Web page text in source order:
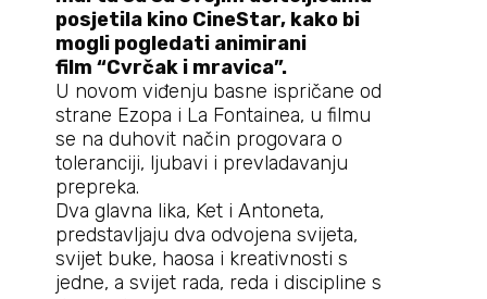
posjetila kino CineStar, kako bi
mogli pogledati animirani
film “Cvrčak i mravica”.
U novom viđenju basne ispričane od
strane Ezopa i La Fontainea, u filmu
se na duhovit način progovara o
toleranciji, ljubavi i prevladavanju
prepreka.
Dva glavna lika, Ket i Antoneta,
predstavljaju dva odvojena svijeta,
svijet buke, haosa i kreativnosti s
jedne, a svijet rada, reda i discipline s